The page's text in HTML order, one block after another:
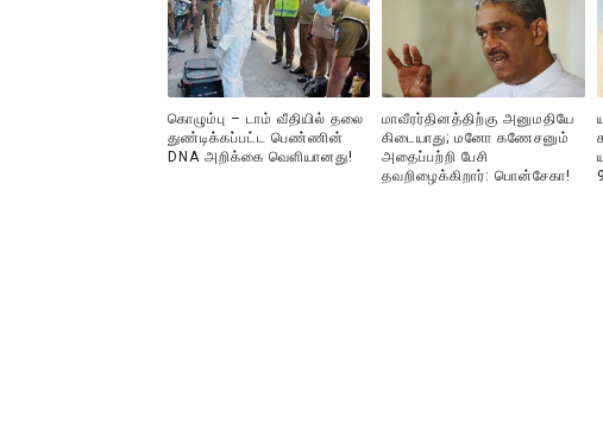
வலிமை தான் அஜித் திரைப்பயணத்திலே
கொழும்பு – டாம் வீதியில் தலை
துண்டிக்கப்பட்ட பெண்ணின்
DNA அறிக்கை வௌியானது!
மாவீரர்தினத்திற்கு அனுமதியே
கிடையாது; மனோ கணேசனும்
அதைப்பற்றி பேசி
தவறிழைக்கிறார்: பொன்சேகா!